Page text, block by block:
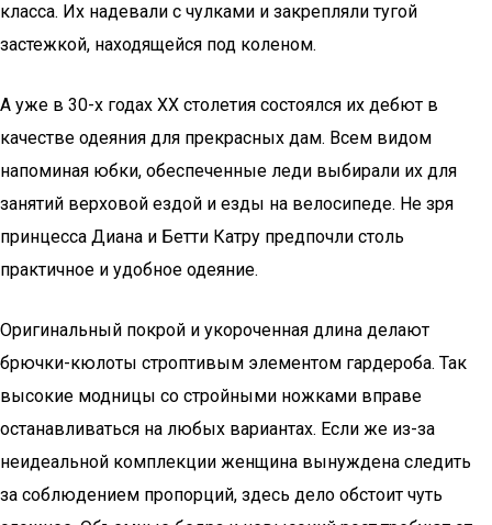
класса. Их надевали с чулками и закрепляли тугой
застежкой, находящейся под коленом.
А уже в 30-х годах ХХ столетия состоялся их дебют в
качестве одеяния для прекрасных дам. Всем видом
напоминая юбки, обеспеченные леди выбирали их для
занятий верховой ездой и езды на велосипеде. Не зря
принцесса Диана и Бетти Катру предпочли столь
практичное и удобное одеяние.
Оригинальный покрой и укороченная длина делают
брючки-кюлоты строптивым элементом гардероба. Так
высокие модницы со стройными ножками вправе
останавливаться на любых вариантах. Если же из-за
неидеальной комплекции женщина вынуждена следить
за соблюдением пропорций, здесь дело обстоит чуть